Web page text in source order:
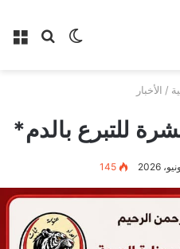
بحث الوضع
/ الأخبار
للتبرع بالدم*
145